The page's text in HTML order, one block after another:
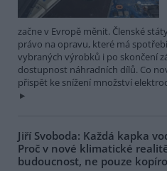
začne v Evropě měnit. Členské
právo na opravu, které má
vybraných výrobků i po skončení
dostupnost náhradních dílů. Co
přispět ke snížení množství
Jiří Svoboda: Každá kapka
Proč v nové klimatické
budoucnost, ne pouze